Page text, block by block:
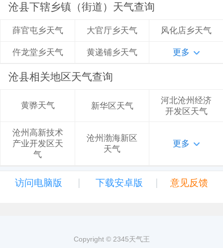
沧县下辖乡镇（街道）天气查询
薛官屯乡天气 大官厅乡天气 风化店乡天气
仵龙堂乡天气 黄递铺乡天气 更多
沧县相关地区天气查询
黄骅天气 新华区天气
河北沧州经济
开发区天气
沧州高新技术
产业开发区天
气
沧州渤海新区
天气
更多
访问电脑版 | 下载安卓版 | 意见反馈
Copyright © 2345天气王